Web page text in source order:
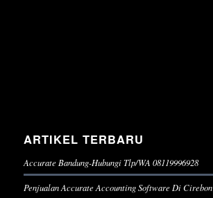
ARTIKEL TERBARU
Accurate Bandung-Hubungi Tlp/WA 08119996928
Penjualan Accurate Accounting Software Di Cirebon